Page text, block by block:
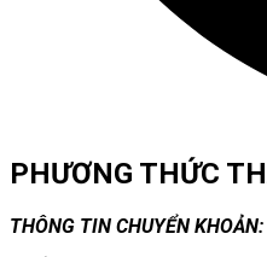
PHƯƠNG THỨC
THÔNG TIN CHUYỂN KHOẢN: